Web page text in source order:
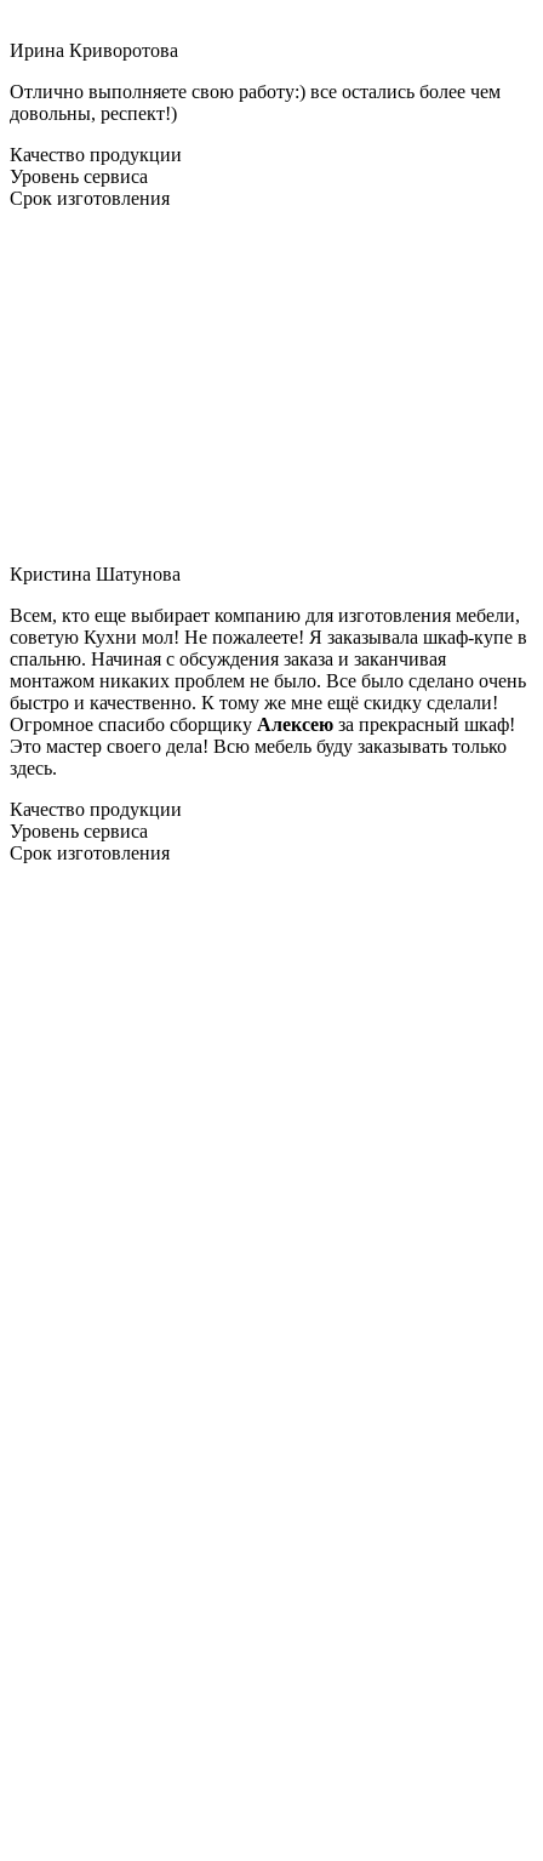
Ирина Криворотова
Отлично выполняете свою работу:) все остались более чем
довольны, респект!)
Качество продукции
Уровень сервиса
Срок изготовления
Кристина Шатунова
Всем, кто еще выбирает компанию для изготовления мебели,
советую Кухни мол! Не пожалеете! Я заказывала шкаф-купе в
спальню. Начиная с обсуждения заказа и заканчивая
монтажом никаких проблем не было. Все было сделано очень
быстро и качественно. К тому же мне ещё скидку сделали!
Огромное спасибо сборщику Алексею за прекрасный шкаф!
Это мастер своего дела! Всю мебель буду заказывать только
здесь.
Качество продукции
Уровень сервиса
Срок изготовления